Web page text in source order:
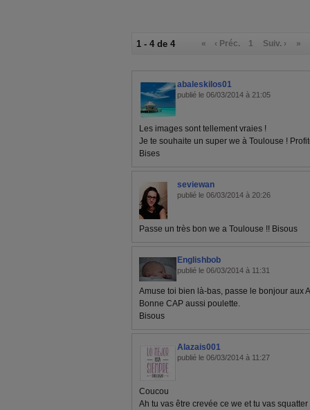
1 - 4 de 4 « ‹ Préc. 1 Suiv. › »
abaleskilos01
publié le 06/03/2014 à 21:05
Les images sont tellement vraies !
Je te souhaite un super we à Toulouse !
Bises
seviewan
publié le 06/03/2014 à 20:26
Passe un très bon we a Toulouse !! Bisous
Englishbob
publié le 06/03/2014 à 11:31
Amuse toi bien là-bas, passe le bonjour aux
Bonne CAP aussi poulette.
Bisous
Alazais001
publié le 06/03/2014 à 11:27
Coucou
Ah tu vas être crevée ce we et tu vas